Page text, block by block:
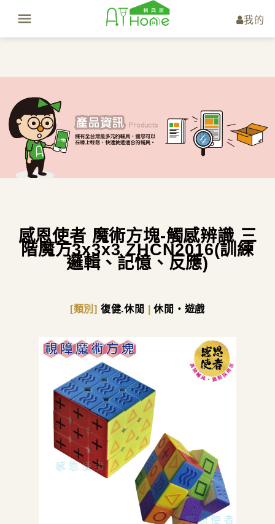
我的
感恩使者 魔術方塊-觸感辨識 三
階魔方3x3x3 ZHCN2016(訓練
邏輯、記憶、反應)
[類別] 復健.休閒 |休閒・遊戲